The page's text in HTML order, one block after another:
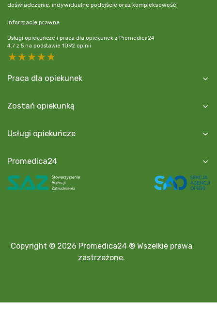
doświadczenie, indywidualne podejście oraz kompleksowość.
Informacje prawne
Usługi opiekuńcze i praca dla opiekunek z Promedica24
4.7 z 5 na podstawie 1092 opinii
5 stars
4 stars
3 stars
2 stars
Praca dla opiekunek
Zostań opiekunką
Usługi opiekuńcze
Promedica24
Copyright © 2026 Promedica24 ® Wszelkie prawa
zastrzeżone.